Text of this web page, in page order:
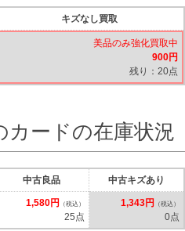
キズなし買取
美品のみ強化買取中
900円
残り：20点
カードの在庫状況
中古良品
1,580円 （税込）
25点
中古キズあり
1,343円 （税込）
0点